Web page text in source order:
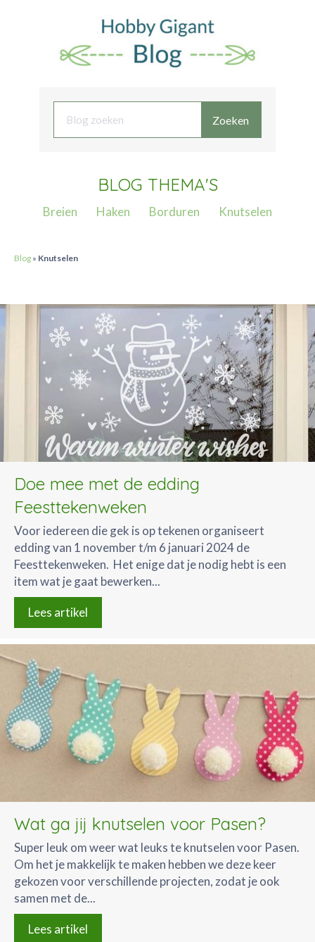
Zoeken
BLOG THEMA'S
Breien Haken Borduren Knutselen
Blog » Knutselen
Doe mee met de edding
Feesttekenweken
Voor iedereen die gek is op tekenen organiseert
edding van 1 november t/m 6 januari 2024 de
Feesttekenweken. Het enige dat je nodig hebt is een
item wat je gaat bewerken...
Lees artikel
Wat ga jij knutselen voor Pasen?
Super leuk om weer wat leuks te knutselen voor Pasen.
Om het je makkelijk te maken hebben we deze keer
gekozen voor verschillende projecten, zodat je ook
samen met de...
Lees artikel